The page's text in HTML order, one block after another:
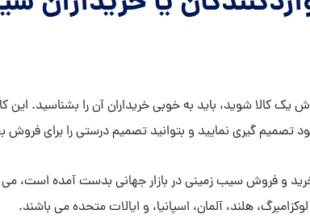
یک کالا شوید، باید به خوبی خریداران آن را بشناسید. این
تصمیم گیری نمایید و بتوانید تصمیم درستی را برای فروش
خرید و فروش سیب زمینی در بازار جهانی بدست آمده است، می
هلند، آلمان، اسپانیا، و ایالات متحده می باشند.